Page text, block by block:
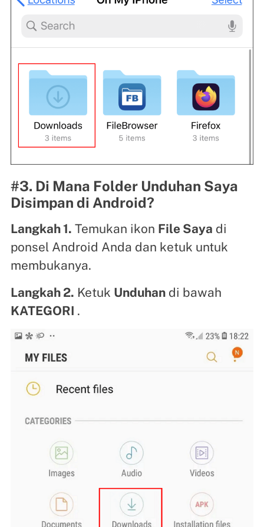
#3. Di Mana Folder Unduhan Saya
Disimpan di Android?
Langkah 1. Temukan ikon File Saya di
ponsel Android Anda dan ketuk untuk
membukanya.
Langkah 2. Ketuk Unduhandi bawah
KATEGORI .